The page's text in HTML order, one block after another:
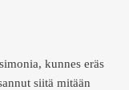
kunnes eräs
siitä mitään